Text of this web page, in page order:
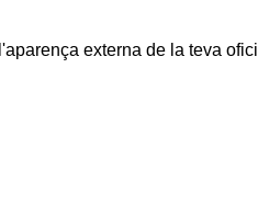
externa de la teva